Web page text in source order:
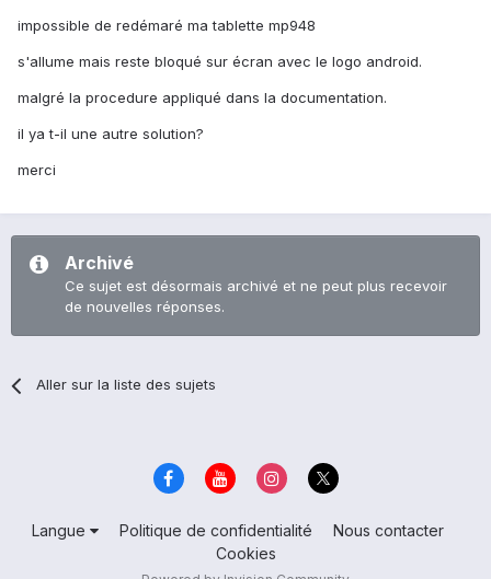
impossible de redémaré ma tablette mp948
s'allume mais reste bloqué sur écran avec le logo android.
malgré la procedure appliqué dans la documentation.
il ya t-il une autre solution?
merci
Archivé
Ce sujet est désormais archivé et ne peut plus recevoir
de nouvelles réponses.
Aller sur la liste des sujets
Langue Politique de confidentialité
Nous contacter
Cookies